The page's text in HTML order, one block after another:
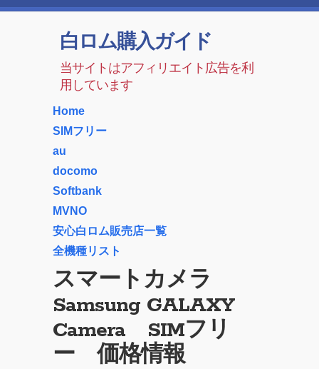
白ロム購入ガイド
当サイトはアフィリエイト広告を利
用しています
Home
SIMフリー
au
docomo
Softbank
MVNO
安心白ロム販売店一覧
全機種リスト
スマートカメラ
Samsung GALAXY
Camera SIMフリ
ー 価格情報